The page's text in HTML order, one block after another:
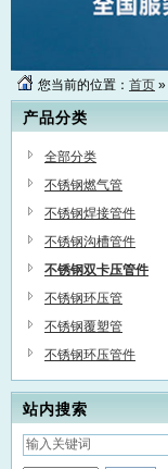
您当前的位置： 首页 »
产品分类
全部分类
不锈钢燃气管
不锈钢焊接管件
不锈钢沟槽管件
不锈钢双卡压管件
不锈钢环压管
不锈钢覆塑管
不锈钢环压管件
站内搜索